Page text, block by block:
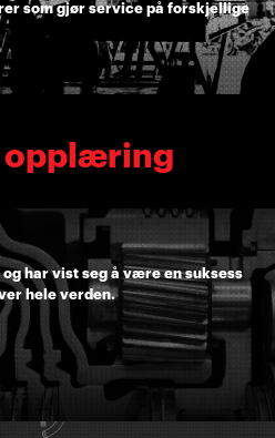
som gjør service på forskjellige
opplæring
har vist seg å være en suksess
hele verden.